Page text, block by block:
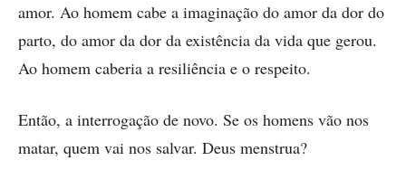
amor. Ao homem cabe a imaginação do amor da dor do
parto, do amor da dor da existência da vida que gerou.
Ao homem caberia a resiliência e o respeito.
Então, a interrogação de novo. Se os homens vão nos
matar, quem vai nos salvar. Deus menstrua?